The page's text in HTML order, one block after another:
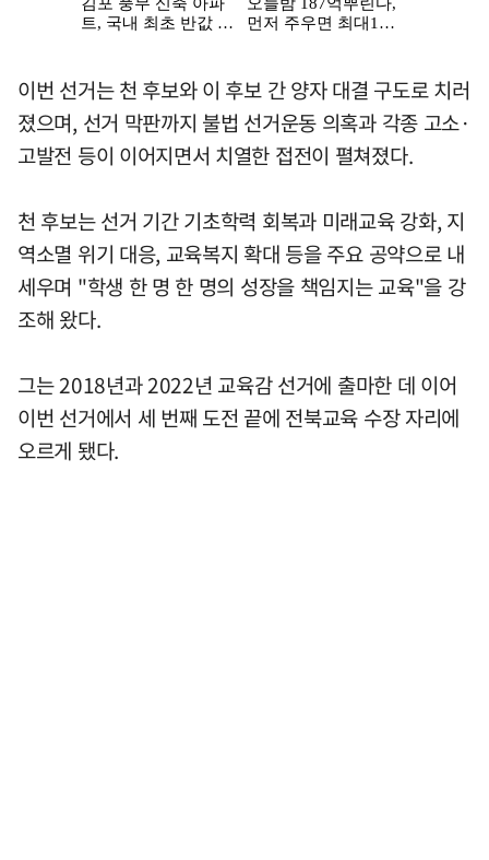
이번 선거는 천 후보와 이 후보 간 양자 대결 구도로 치러
졌으며, 선거 막판까지 불법 선거운동 의혹과 각종 고소·
고발전 등이 이어지면서 치열한 접전이 펼쳐졌다.
천 후보는 선거 기간 기초학력 회복과 미래교육 강화, 지
역소멸 위기 대응, 교육복지 확대 등을 주요 공약으로 내
세우며 "학생 한 명 한 명의 성장을 책임지는 교육"을 강
조해 왔다.
그는 2018년과 2022년 교육감 선거에 출마한 데 이어
이번 선거에서 세 번째 도전 끝에 전북교육 수장 자리에
오르게 됐다.